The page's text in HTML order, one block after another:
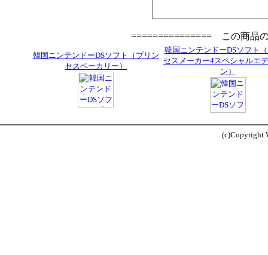
=============== この商品
韓国ニンテンドーDSソフト（プリン
セスベーカリー）
韓国ニンテンドーDSソフト
セスメーカー4スペシャルエ
ン）
(c)Copyright